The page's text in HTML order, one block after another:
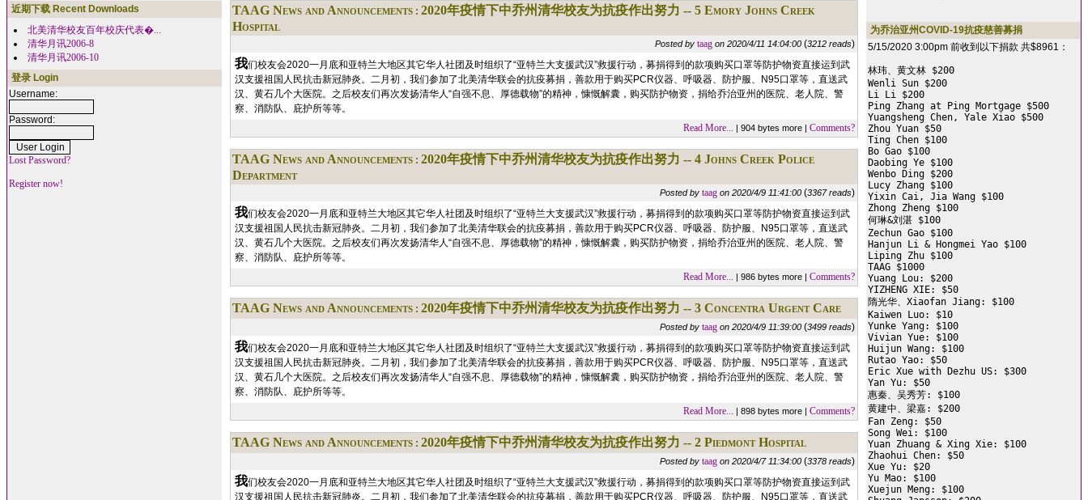
近期下载 Recent Downloads
北美清华校友百年校庆代表�...
清华月讯2006-8
清华月讯2006-10
登录 Login
Username:
Password:
Lost Password?
Register now!
TAAG News and Announcements : 2020年疫情下中乔州清华校友为抗疫作出努力 -- 5 Emory Johns Creek
Hospital
Posted by taag on 2020/4/11 14:04:00 (3212 reads)
我们校友会2020一月底和亚特兰大地区其它华人社团及时组织了“亚特兰大支援武汉”救援行动，募捐得到的款项购买口罩等防护物资直接运到武
汉支援祖国人民抗击新冠肺炎。二月初，我们参加了北美清华联会的抗疫募捐，善款用于购买PCR仪器、呼吸器、防护服、N95口罩等，直送武
汉、黄石几个大医院。之后校友们再次发扬清华人“自强不息、厚德载物”的精神，慷慨解囊，购买防护物资，捐给乔治亚州的医院、老人院、警
察、消防队、庇护所等等。
Read More... | 904 bytes more | Comments?
TAAG News and Announcements : 2020年疫情下中乔州清华校友为抗疫作出努力 -- 4 Johns Creek Police
Department
Posted by taag on 2020/4/9 11:41:00 (3367 reads)
我们校友会2020一月底和亚特兰大地区其它华人社团及时组织了“亚特兰大支援武汉”救援行动，募捐得到的款项购买口罩等防护物资直接运到武
汉支援祖国人民抗击新冠肺炎。二月初，我们参加了北美清华联会的抗疫募捐，善款用于购买PCR仪器、呼吸器、防护服、N95口罩等，直送武
汉、黄石几个大医院。之后校友们再次发扬清华人“自强不息、厚德载物”的精神，慷慨解囊，购买防护物资，捐给乔治亚州的医院、老人院、警
察、消防队、庇护所等等。
Read More... | 986 bytes more | Comments?
TAAG News and Announcements : 2020年疫情下中乔州清华校友为抗疫作出努力 -- 3 Concentra Urgent Care
Posted by taag on 2020/4/9 11:39:00 (3499 reads)
我们校友会2020一月底和亚特兰大地区其它华人社团及时组织了“亚特兰大支援武汉”救援行动，募捐得到的款项购买口罩等防护物资直接运到武
汉支援祖国人民抗击新冠肺炎。二月初，我们参加了北美清华联会的抗疫募捐，善款用于购买PCR仪器、呼吸器、防护服、N95口罩等，直送武
汉、黄石几个大医院。之后校友们再次发扬清华人“自强不息、厚德载物”的精神，慷慨解囊，购买防护物资，捐给乔治亚州的医院、老人院、警
察、消防队、庇护所等等。
Read More... | 898 bytes more | Comments?
TAAG News and Announcements : 2020年疫情下中乔州清华校友为抗疫作出努力 -- 2 Piedmont Hospital
Posted by taag on 2020/4/7 11:34:00 (3378 reads)
我们校友会2020一月底和亚特兰大地区其它华人社团及时组织了“亚特兰大支援武汉”救援行动，募捐得到的款项购买口罩等防护物资直接运到武
汉支援祖国人民抗击新冠肺炎。二月初，我们参加了北美清华联会的抗疫募捐，善款用于购买PCR仪器、呼吸器、防护服、N95口罩等，直送武
为乔治亚州COVID-19抗疫慈善募捐
5/15/2020 3:00pm 前收到以下捐款 共$8961：
林玮、黄文林 $200
Wenli Sun $200
Li Li $200
Ping Zhang at Ping Mortgage $500
Yuangsheng Chen, Yale Xiao $500
Zhou Yuan $50
Ting Chen $100
Bo Gao $100
Daobing Ye $100
Wenbo Ding $200
Lucy Zhang $100
Yixin Cai, Jia Wang $100
Zhong Zheng $100
何琳&刘湛 $100
Zechun Gao $100
Hanjun Li & Hongmei Yao $100
Liping Zhu $100
TAAG $1000
Yuang Lou: $200
YIZHENG XIE: $50
隋光华、Xiaofan Jiang: $100
Kaiwen Luo: $10
Yunke Yang: $100
Vivian Yue: $100
Huijun Wang: $100
Rutao Yao: $50
Eric Xue with Dezhu US: $300
Yan Yu: $50
惠秦、吴秀芳: $100
黄建中、梁嘉: $200
Fan Zeng: $50
Song Wei: $100
Yuan Zhuang & Xing Xie: $100
Zhaohui Chen: $50
Xue Yu: $20
Yu Mao: $100
Xuejun Meng: $100